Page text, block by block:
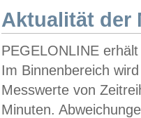
Aktualität der
PEGELONLINE
Im Binnenbereich
Messwerte von
Minuten.